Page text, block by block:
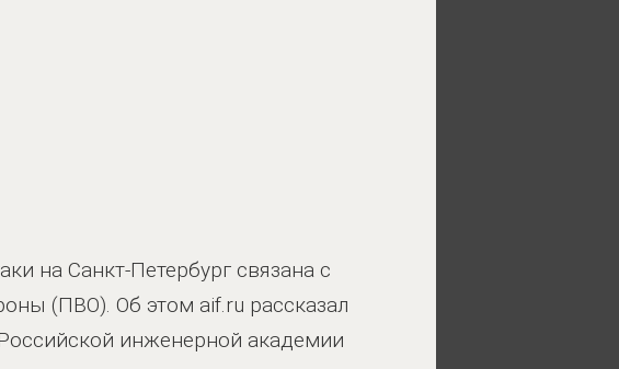
на Санкт-Петербург связана с
(ПВО). Об этом aif.ru рассказал
инженерной академии